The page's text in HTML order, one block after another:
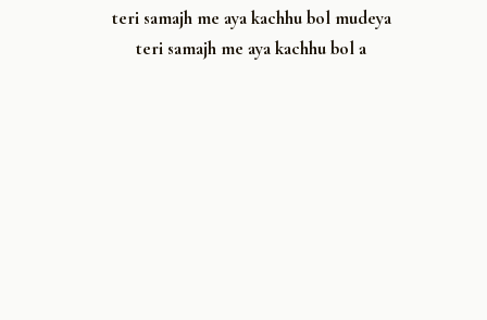
teri samajh me aya kachhu bol mudeya
teri samajh me aya kachhu bol a